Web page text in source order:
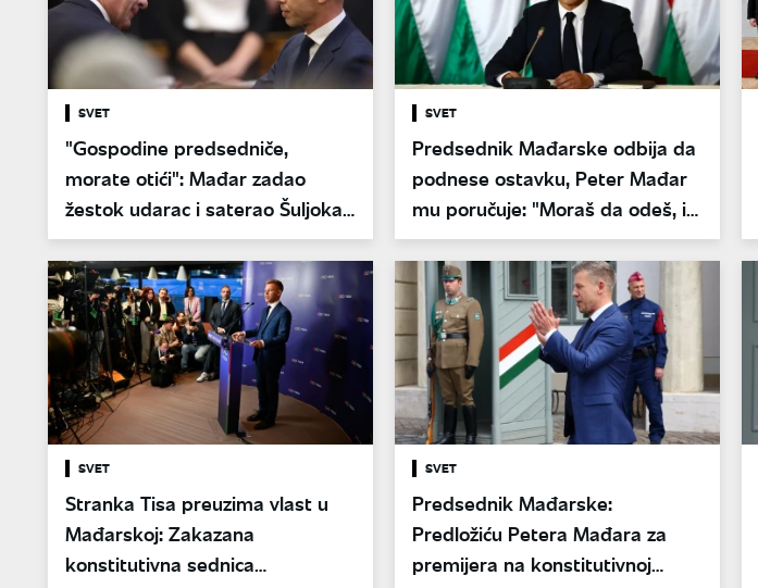
SVET
"Gospodine predsedniče,
morate otići": Mađar zadao
žestok udarac i saterao Šuljoka
u ćošak
SVET
Predsednik Mađarske odbija da
podnese ostavku, Peter Mađar
mu poručuje: "Moraš da odeš, i
otići ćeš"
SVET
Stranka Tisa preuzima vlast u
Mađarskoj: Zakazana
konstitutivna sednica
SVET
Predsednik Mađarske:
Predložiću Petera Mađara za
premijera na konstitutivnoj